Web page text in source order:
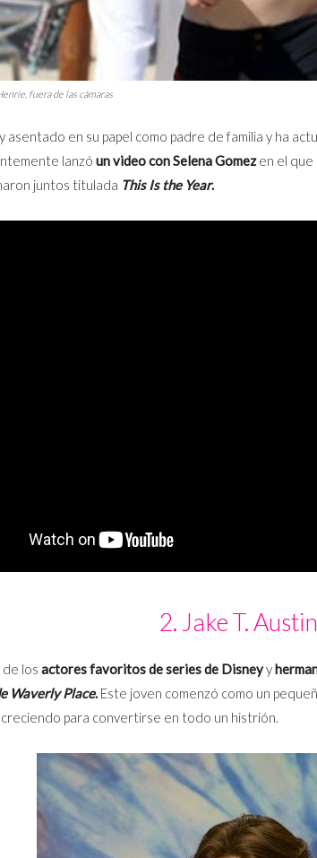
fuera de las cámaras
asentado en su papel como padre de familia y ha
lanzó un video con Selena Gomezen el que
juntos titulada This Is the Year.
2. Jake T. Austin
los actores favoritos de series de Disneyy
Waverly Place. Este joven comenzó como un
creciendo para convertirse en todo un histrión.